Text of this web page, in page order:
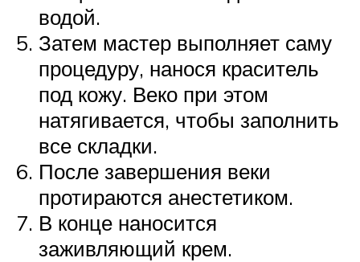
водой.
Затем мастер выполняет саму
процедуру, нанося краситель
под кожу. Веко при этом
натягивается, чтобы заполнить
все складки.
После завершения веки
протираются анестетиком.
В конце наносится
заживляющий крем.